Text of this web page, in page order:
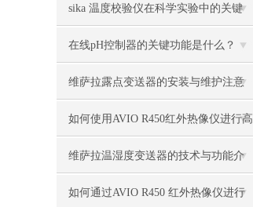
说明
sika 温度校验仪在科学实验中的关键
作用
在线pH控制器的关键功能是什么？
维萨拉露点变送器的安装与维护注意
事项
如何使用AVIO R450红外热像仪进行高
效检测？
维萨拉温湿度变送器的技术与功能介
绍
如何通过AVIO R450 红外热像仪进行